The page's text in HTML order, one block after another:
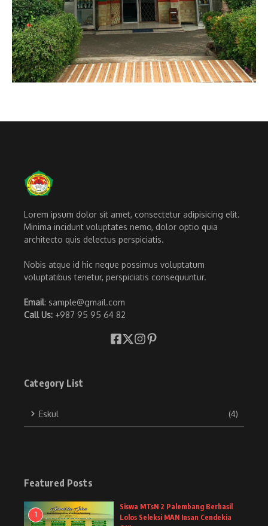
Lorem ipsum dolor sit amet, consectetur adipisicing elit.
Minima incidunt voluptates nemo, dolor optio quia
architecto quis delectus perspiciatis.
Nobis atque id hic neque possimus voluptatum
voluptatibus tenetur, perspiciatis consequuntur.
Email: sample@gmail.com
Call Us: +987 95 95 64 82
Category List
Eskul (4)
Featured Posts
1
Siswa MTsN 2 Palembang Berhasil
Lolos Seleksi MAN Insan Cendekia